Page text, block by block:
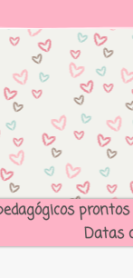
Datas